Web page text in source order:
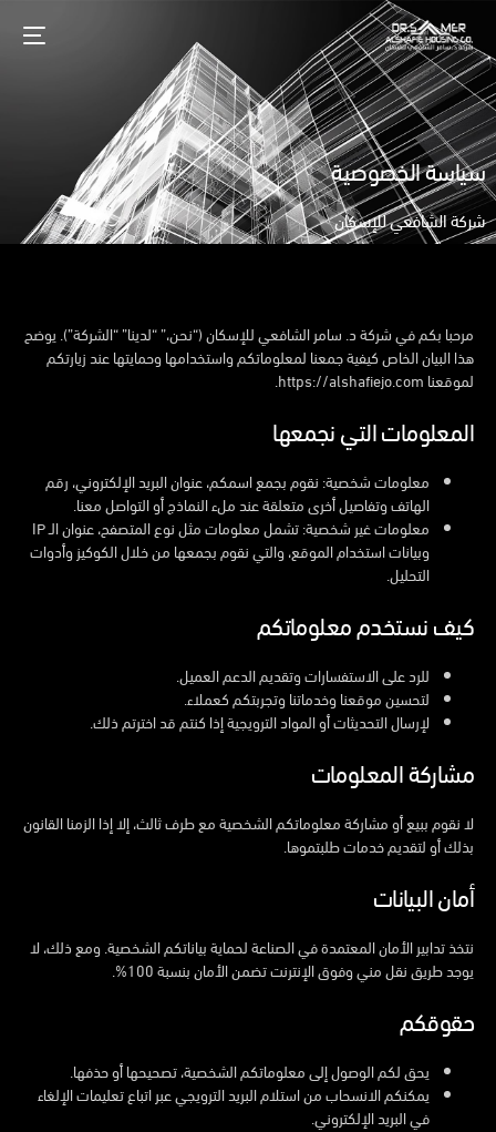
سياسةالخصوصية
شركةالشافعيللإسكان
مرحبا بكم في شركة د. سامر الشافعي للإسكان (“نحن،” “لدينا” “الشركة”). يوضح
هذا البيان الخاص كيفية جمعنا لمعلوماتكم واستخدامها وحمايتها عند زيارتكم
لموقعنا https://alshafiejo.com
.
المعلومات التي نجمعها
معلومات شخصية: نقوم بجمع اسمكم، عنوان البريد الإلكتروني، رقم
الهاتف وتفاصيل أخرى متعلقة عند ملء النماذج أو التواصل معنا.
معلومات غير شخصية:
تشمل معلومات مثل نوع المتصفح، عنوان الـ IP
وبيانات استخدام الموقع، والتي نقوم بجمعها من خلال الكوكيز وأدوات
التحليل.
كيف نستخدم معلوماتكم
للرد على الاستفسارات وتقديم الدعم العميل.
لتحسين موقعنا وخدماتنا وتجربتكم كعملاء.
لإرسال التحديثات أو المواد الترويجية إذا كنتم قد اخترتم ذلك.
مشاركة المعلومات
لا نقوم ببيع أو مشاركة معلوماتكم الشخصية مع طرف ثالث، إلا إذا الزمنا القانون
بذلك أو لتقديم خدمات طلبتموها.
أمان البيانات
نتخذ تدابير الأمان المعتمدة في الصناعة لحماية بياناتكم الشخصية. ومع ذلك، لا
يوجد طريق نقل مني وفوق الإنترنت تضمن الأمان بنسبة 100%.
حقوقكم
يحق لكم الوصول إلى معلوماتكم الشخصية، تصحيحها أو حذفها.
يمكنكم الانسحاب من استلام البريد الترويجي عبر اتباع تعليمات الإلغاء
في البريد الإلكتروني.
English